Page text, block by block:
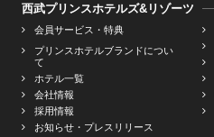
西武プリンスホテルズ&リゾーツ
会員サービス・特典
プリンスホテルブランドについ
て
ホテル一覧
会社情報
採用情報
お知らせ・プレスリリース